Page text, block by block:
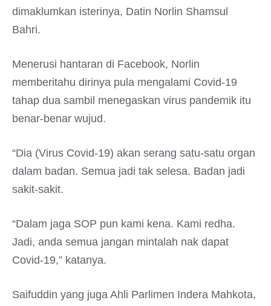
dimaklumkan isterinya, Datin Norlin Shamsul
Bahri.
Menerusi hantaran di Facebook, Norlin
memberitahu dirinya pula mengalami Covid-19
tahap dua sambil menegaskan virus pandemik itu
benar-benar wujud.
“Dia (Virus Covid-19) akan serang satu-satu organ
dalam badan. Semua jadi tak selesa. Badan jadi
sakit-sakit.
“Dalam jaga SOP pun kami kena. Kami redha.
Jadi, anda semua jangan mintalah nak dapat
Covid-19,” katanya.
Saifuddin yang juga Ahli Parlimen Indera Mahkota,